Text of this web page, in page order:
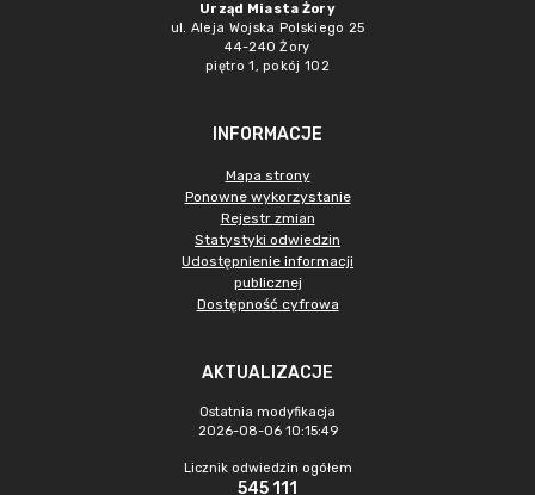
Urząd Miasta Żory
ul. Aleja Wojska Polskiego 25
44-240 Żory
piętro 1, pokój 102
INFORMACJE
Mapa strony
Ponowne wykorzystanie
Rejestr zmian
Statystyki odwiedzin
Udostępnienie informacji
publicznej
Dostępność cyfrowa
AKTUALIZACJE
Ostatnia modyfikacja
2026-08-06 10:15:49
Licznik odwiedzin ogółem
545 111